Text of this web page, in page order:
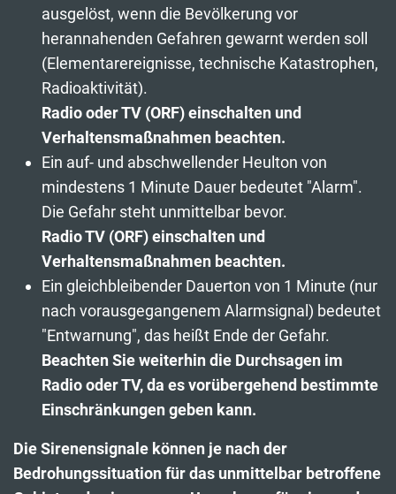
ausgelöst, wenn die Bevölkerung vor
herannahenden Gefahren gewarnt werden soll
(Elementarereignisse, technische Katastrophen,
Radioaktivität).
Radio oder TV (ORF) einschalten und
Verhaltensmaßnahmen beachten.
Ein auf- und abschwellender Heulton von
mindestens 1 Minute Dauer bedeutet "Alarm".
Die Gefahr steht unmittelbar bevor.
Radio TV (ORF) einschalten und
Verhaltensmaßnahmen beachten.
Ein gleichbleibender Dauerton von 1 Minute (nur
nach vorausgegangenem Alarmsignal) bedeutet
"Entwarnung", das heißt Ende der Gefahr.
Beachten Sie weiterhin die Durchsagen im
Radio oder TV, da es vorübergehend bestimmte
Einschränkungen geben kann.
Die Sirenensignale können je nach der
Bedrohungssituation für das unmittelbar betroffene